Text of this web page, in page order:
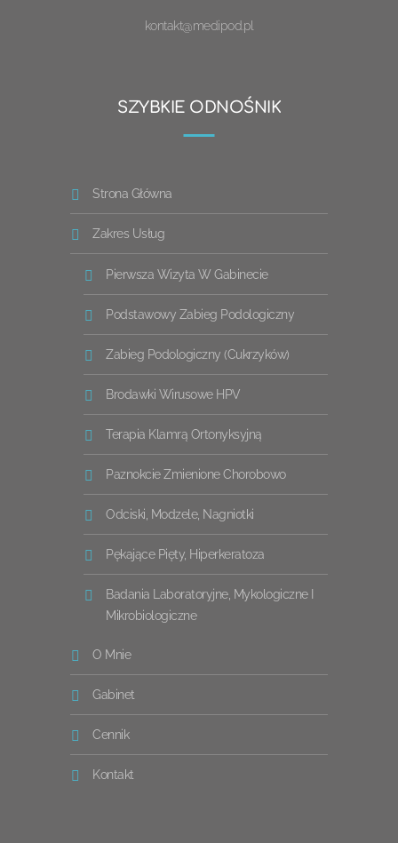
kontakt@medipod.pl
SZYBKIE ODNOŚNIK
Strona Główna
Zakres Usług
Pierwsza Wizyta W Gabinecie
Podstawowy Zabieg Podologiczny
Zabieg Podologiczny (cukrzyków)
Brodawki Wirusowe HPV
Terapia Klamrą Ortonyksyjną
Paznokcie Zmienione Chorobowo
Odciski, Modzele, Nagniotki
Pękające Pięty, Hiperkeratoza
Badania Laboratoryjne, Mykologiczne I
Mikrobiologiczne
O Mnie
Gabinet
Cennik
Kontakt